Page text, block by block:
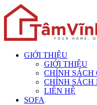
GIỚI THIỆU
GIỚI THIỆU
CHÍNH
CHÍNH
LIÊN HỆ
SOFA